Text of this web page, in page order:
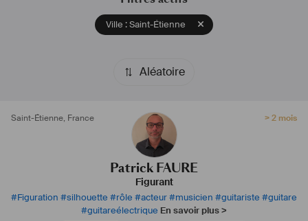
Ville : Saint-Étienne
Aléatoire
Saint-Étienne, France > 2 mois
Patrick FAURE
Figurant
#Figuration #silhouette #rôle #acteur#musicien #guitariste #guitare
#guitareélectrique En savoir plus >